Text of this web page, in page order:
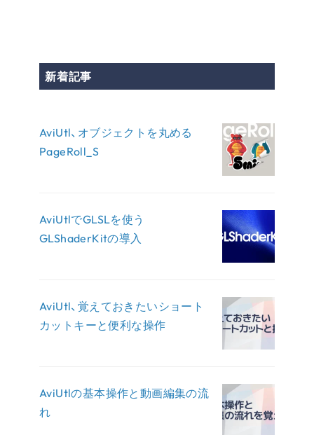
新着記事
AviUtl、オブジェクトを丸める
PageRoll_S
AviUtlでGLSLを使う
GLShaderKitの導入
AviUtl、覚えておきたいショート
カットキーと便利な操作
AviUtlの基本操作と動画編集の流
れ